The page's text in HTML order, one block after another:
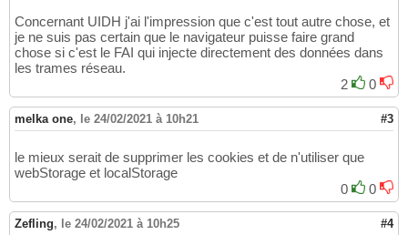
Concernant UIDH j'ai l'impression que c'est tout autre chose, et
je ne suis pas certain que le navigateur puisse faire grand
chose si c'est le FAI qui injecte directement des données dans
les trames réseau.
2
0
melka one, le 24/02/2021 à 10h21 #3
le mieux serait de supprimer les cookies et de n'utiliser que
webStorage et localStorage
0
0
Zefling, le 24/02/2021 à 10h25 #4